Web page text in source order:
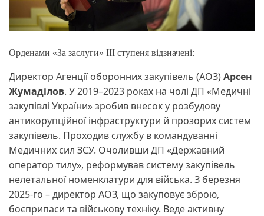
Орденами «За заслуги» ІІІ ступеня відзначені:
Директор Агенції оборонних закупівель (АОЗ)Арсен
Жумаділов. У 2019–2023 роках на чолі ДП «Медичні
закупівлі України» зробив внесок у розбудову
антикорупційної інфраструктури й прозорих систем
закупівель. Проходив службу в командуванні
Медичних сил ЗСУ. Очоливши ДП «Державний
оператор тилу», реформував систему закупівель
нелетальної номенклатури для війська. З березня
2025-го – директор АОЗ, що закуповує зброю,
боєприпаси та військову техніку. Веде активну